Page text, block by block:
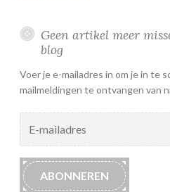
Geen artikel meer
blog
Voer je e-mailadres in om je in te
mailmeldingen te ontvangen van
mailadres
ABONNEREN